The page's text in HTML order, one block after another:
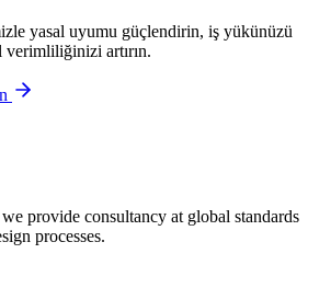
yasal uyumu güçlendirin, iş yükünüzü
verimliliğinizi artırın.
provide consultancy at global standards
processes.